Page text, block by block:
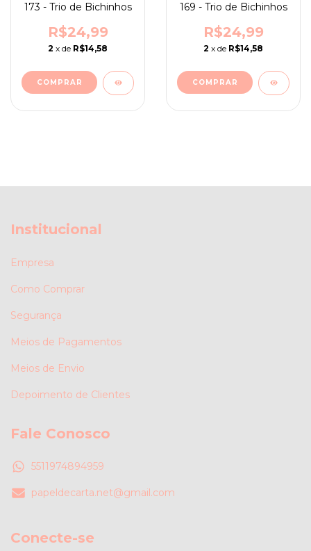
173 - Trio de Bichinhos
R$24,99
2 x de R$14,58
169 - Trio de Bichinhos
R$24,99
2 x de R$14,58
Institucional
Empresa
Como Comprar
Segurança
Meios de Pagamentos
Meios de Envio
Depoimento de Clientes
Fale Conosco
5511974894959
papeldecarta.net@gmail.com
Conecte-se